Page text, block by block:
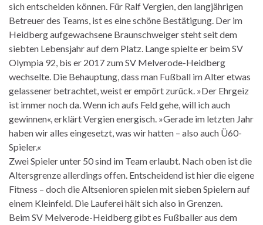
sich entscheiden können. Für Ralf Vergien, den langjährigen
Betreuer des Teams, ist es eine schöne Bestätigung. Der im
Heidberg aufgewachsene Braunschweiger steht seit dem
siebten Lebensjahr auf dem Platz. Lange spielte er beim SV
Olympia 92, bis er 2017 zum SV Melverode-Heidberg
wechselte. Die Behauptung, dass man Fußball im Alter etwas
gelassener betrachtet, weist er empört zurück. »Der Ehrgeiz
ist immer noch da. Wenn ich aufs Feld gehe, will ich auch
gewinnen«, erklärt Vergien energisch. »Gerade im letzten Jahr
haben wir alles eingesetzt, was wir hatten – also auch Ü60-
Spieler.«
Zwei Spieler unter 50 sind im Team erlaubt. Nach oben ist die
Altersgrenze allerdings offen. Entscheidend ist hier die eigene
Fitness – doch die Altsenioren spielen mit sieben Spielern auf
einem Kleinfeld. Die Lauferei hält sich also in Grenzen.
Beim SV Melverode-Heidberg gibt es Fußballer aus dem